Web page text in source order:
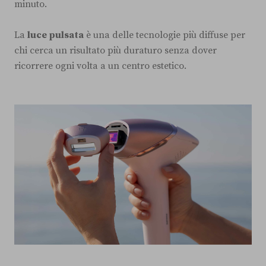
minuto.
La luce pulsata è una delle tecnologie più diffuse per
chi cerca un risultato più duraturo senza dover
ricorrere ogni volta a un centro estetico.